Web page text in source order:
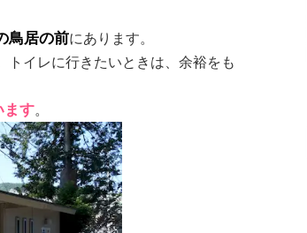
鳥居の前にあります。
トイレに行きたいときは、余裕をも
ます。